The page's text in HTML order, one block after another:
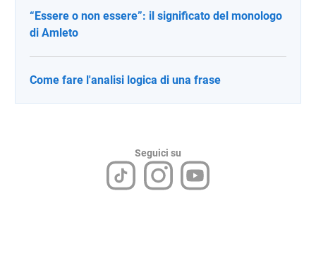
“Essere o non essere”: il significato del monologo
di Amleto
Come fare l'analisi logica di una frase
Seguici su